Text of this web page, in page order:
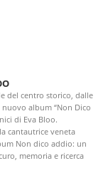
del centro storico, dalle
album “Non Dico
di Eva Bloo.
cantautrice veneta
Non dico addio: un
memoria e ricerca